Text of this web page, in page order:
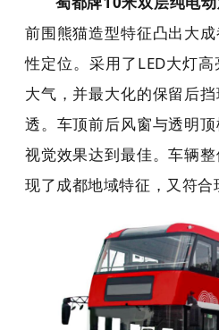
前围熊猫造型特征凸出大
性定位。采用了LED大灯
大气，并最大化的保留后
透。车顶前后风窗与透明
视觉效果达到最佳。车辆
现了成都地域特征，又符合